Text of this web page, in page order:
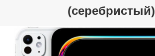
(серебристый)